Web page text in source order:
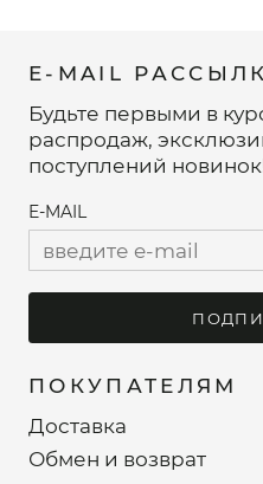
ПОКУПАТЕЛЯМ
Доставка
Обмен и возврат
E-MAIL
Будьте первыми в
распродаж,
поступлений
E-MAIL